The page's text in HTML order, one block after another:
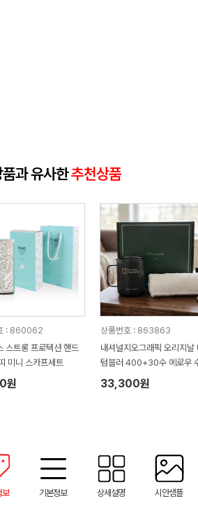
품과 유사한추천상품
: 860062
스트롱 프로텍션 핸드
미니 스카프세트
원
상품번호 : 863863
내셔널지오그래픽 오리지날
텀블러 400+30수 에로우
타올 텀블러세트 NL08
33,300원
보 기본정보 상세설명 시안샘플